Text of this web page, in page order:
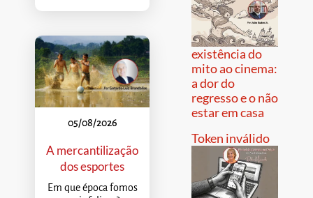
05/08/2026
A mercantilização
dos esportes
Em que época fomos
existência do
mito ao cinema:
a dor do
regresso e o não
estar em casa
Token inválido